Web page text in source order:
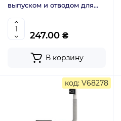
выпуском и отводом для
(MI8191)
247.00 ₴
В корзину
код: V68278